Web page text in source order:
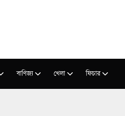
বাণিজ্য খেলা ফিচার